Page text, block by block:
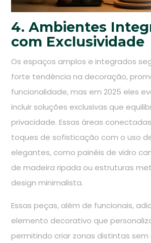
4. Ambientes
com Exclusividade
Os espaços amplos e integrados
forte tendência na decoração,
funcionalidade, mas em 2025 eles
incluir soluções exclusivas que
privacidade. Essas áreas
toques de sofisticação com o uso
elegantes, como painéis de vidro
de madeira ripada ou estruturas
design minimalista.
Essas peças, além de funcionais,
elemento decorativo que
permitindo criar zonas distintas